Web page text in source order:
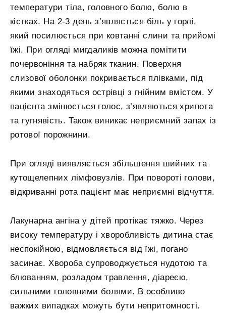
температури тіла, головного болю, болю в
кістках. На 2-3 день з’являється біль у горлі,
який посилюється при ковтанні слини та прийомі
їжі. При огляді мигдаликів можна помітити
почервоніння та набряк тканин. Поверхня
слизової оболонки покривається плівками, під
якими знаходяться острівці з гнійним вмістом. У
пацієнта змінюється голос, з’являються хрипота
та гугнявість. Також виникає неприємний запах із
ротової порожнини.
При огляді виявляється збільшення шийних та
кутощелепних лімфовузлів. При повороті голови,
відкриванні рота пацієнт має неприємні відчуття.
Лакунарна ангіна у дітей протікає тяжко. Через
високу температуру і хворобливість дитина стає
неспокійною, відмовляється від їжі, погано
засинає. Хвороба супроводжується нудотою та
блюванням, розладом травлення, діареєю,
сильними головними болями. В особливо
важких випадках можуть бути непритомності.